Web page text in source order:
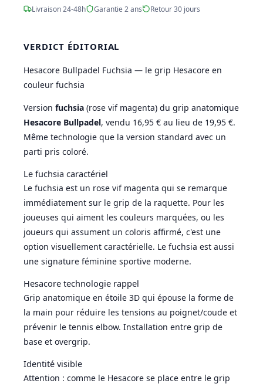
Livraison 24-48h
Garantie 2 ans Retour 30 jours
VERDICT ÉDITORIAL
Hesacore Bullpadel Fuchsia — le grip Hesacore en
couleur fuchsia
Version fuchsia (rose vif magenta) du grip anatomique
Hesacore Bullpadel, vendu 16,95 € au lieu de 19,95 €.
Même technologie que la version standard avec un
parti pris coloré.
Le fuchsia caractériel
Le fuchsia est un rose vif magenta qui se remarque
immédiatement sur le grip de la raquette. Pour les
joueuses qui aiment les couleurs marquées, ou les
joueurs qui assument un coloris affirmé, c'est une
option visuellement caractérielle. Le fuchsia est aussi
une signature féminine sportive moderne.
Hesacore technologie rappel
Grip anatomique en étoile 3D qui épouse la forme de
la main pour réduire les tensions au poignet/coude et
prévenir le tennis elbow. Installation entre grip de
base et overgrip.
Identité visible
Attention : comme le Hesacore se place entre le grip